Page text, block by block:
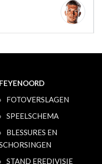
FEYENOORD
FOTOVERSLAGEN
SPEELSCHEMA
BLESSURES EN
STAND EREDIVISIE